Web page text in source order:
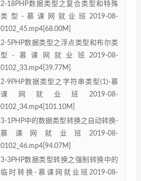
2-18PHP数据类型之复合类型和特殊
类型-慕课网就业班2019-08-
0102_45.mp4[68.00M]
2-5PHP数据类型之浮点类型和布尔类
型-慕课网就业班2019-08-
0102_33.mp4[39.77M]
2-9PHP数据类型之字符串类型(1)-慕
课网就业班2019-08-
0102_34.mp4[101.10M]
3-1PHP中的数据类型转换之自动转换-
慕课网就业班2019-08-
0102_46.mp4[94.07M]
3-3PHP数据类型转换之强制转换中的
临时转换-慕课网就业班2019-08-